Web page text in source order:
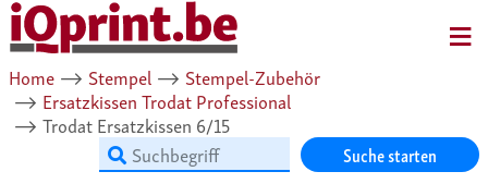
Home ⟶ Stempel ⟶ Stempel-Zubehör
⟶ Ersatzkissen Trodat Professional
⟶ Trodat Ersatzkissen 6/15
Suche starten